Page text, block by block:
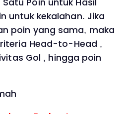
untuk kekalahan. Jika
poin yang sama, maka
Head-to-Head ,
Gol , hingga poin